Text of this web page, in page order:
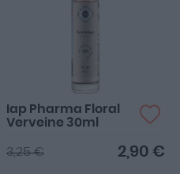
Iap Pharma Floral
Verveine 30ml
2,90 €
3,25 €